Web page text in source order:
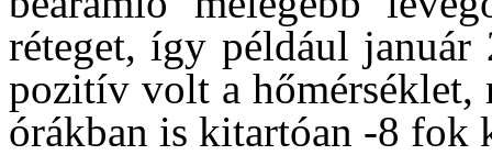
réteget, így például január
pozitív volt a hőmérséklet,
órákban is kitartóan -8